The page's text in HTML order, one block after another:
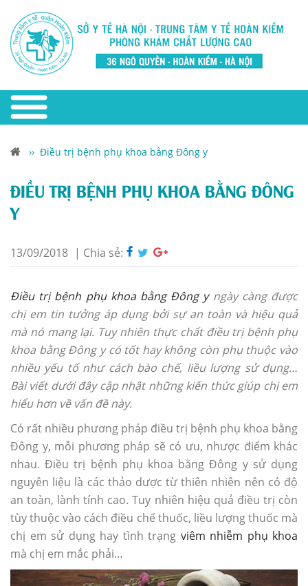
›› Điều trị bệnh phụ khoa bằng Đông y
ĐIỀU TRỊ BỆNH PHỤ KHOA BẰNG ĐÔNG
Y
13/09/2018 | Chia sẻ:
Điều trị bệnh phụ khoa bằng Đông yngày càng được
chị em tin tưởng áp dụng bởi sự an toàn và hiệu quả
mà nó mang lại. Tuy nhiên thực chất điều trị bệnh phụ
khoa bằng Đông y có tốt hay không còn phụ thuộc vào
nhiều yếu tố như cách bào chế, liều lượng sử dụng…
Bài viết dưới đây cập nhật những kiến thức giúp chị em
hiểu hơn về vấn đề này.
Có rất nhiều phương pháp điều trị bệnh phụ khoa bằng
Đông y, mỗi phương pháp sẽ có ưu, nhược điểm khác
nhau. Điều trị bệnh phụ khoa bằng Đông y sử dụng
nguyên liệu là các thảo dược từ thiên nhiên nên có độ
an toàn, lành tính cao. Tuy nhiên hiệu quả điều trị còn
tùy thuộc vào cách điều chế thuốc, liều lượng thuốc mà
chị em sử dụng hay tình trạng viêm nhiễm phụ khoa
mà chị em mắc phải…